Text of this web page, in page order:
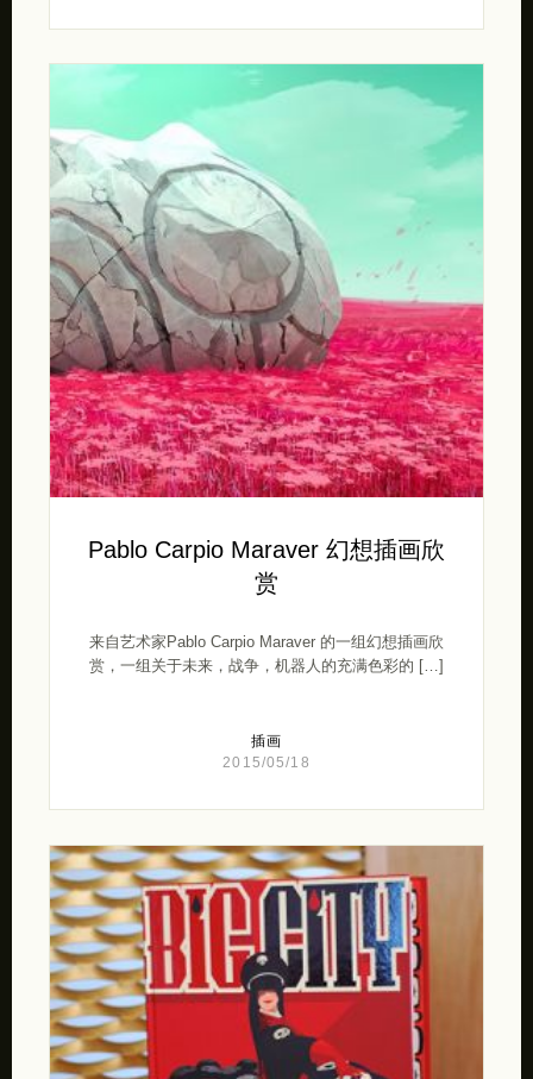
Pablo Carpio Maraver 幻想插画欣
赏
来自艺术家Pablo Carpio Maraver 的一组幻想插画欣
赏，一组关于未来，战争，机器人的充满色彩的 […]
插画
2015/05/18